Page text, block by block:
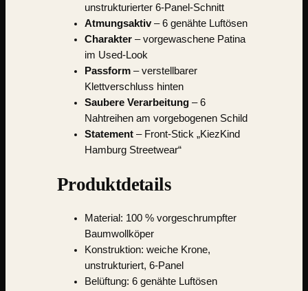
unstrukturierter 6-Panel-Schnitt
Atmungsaktiv– 6 genähte Luftösen
Charakter– vorgewaschene Patina
im Used-Look
Passform– verstellbarer
Klettverschluss hinten
Saubere Verarbeitung– 6
Nahtreihen am vorgebogenen Schild
Statement– Front-Stick „KiezKind
Hamburg Streetwear“
Produktdetails
Material: 100 % vorgeschrumpfter
Baumwollköper
Konstruktion: weiche Krone,
unstrukturiert, 6-Panel
Belüftung: 6 genähte Luftösen